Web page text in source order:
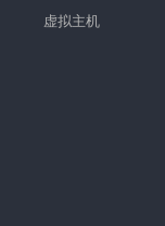
虚拟主机